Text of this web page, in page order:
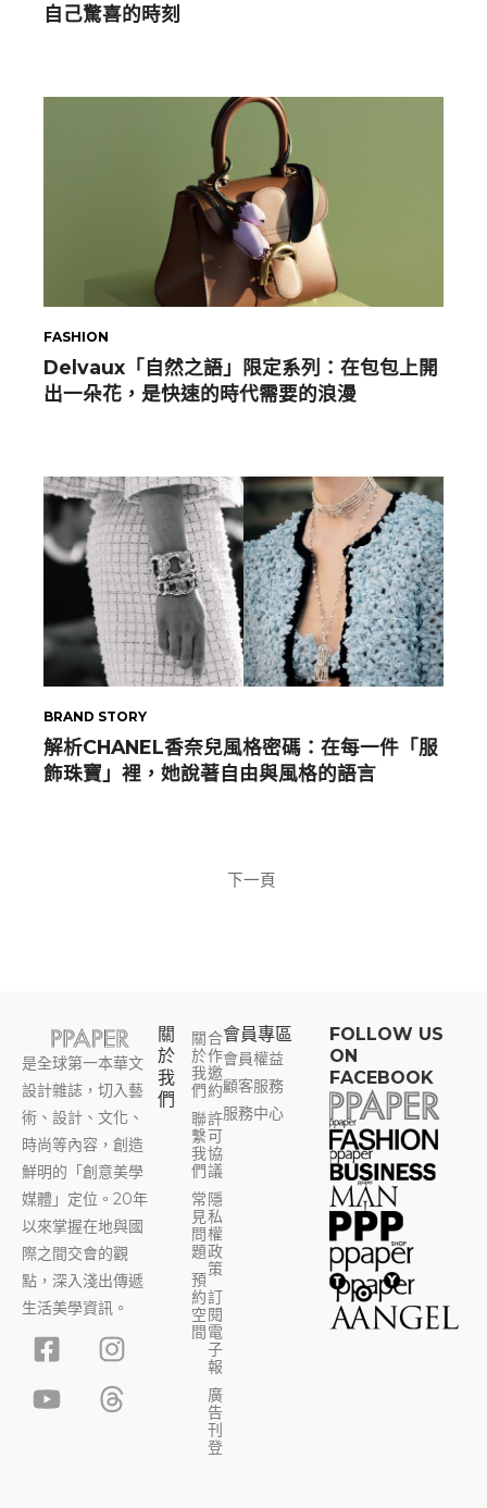
自己驚喜的時刻
FASHION
Delvaux「自然之語」限定系列：在包包上開
出一朵花，是快速的時代需要的浪漫
BRAND STORY
解析CHANEL香奈兒風格密碼：在每一件「服
飾珠寶」裡，她說著自由與風格的語言
下一頁
是全球第一本華文
設計雜誌，切入藝
術、設計、文化、
時尚等內容，創造
鮮明的「創意美學
媒體」定位。20年
以來掌握在地與國
際之間交會的觀
點，深入淺出傳遞
生活美學資訊。
F
a
c
I
n
s
t
Y
o
u
T
h
r
e
關
於
我
們
關
於
我
們
聯
繫
我
們
常
見
問
題
預
約
空
間
合
作
邀
約
許
可
協
議
隱
私
權
政
策
訂
閱
電
子
報
廣
告
刊
登
會員專區​
會員權益
顧客服務
服務中心
FOLLOW US
ON
FACEBOOK